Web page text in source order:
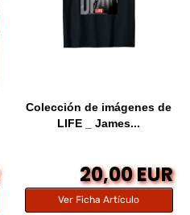
Colección de imágenes de
LIFE _ James...
20,00 EUR
Ver Ficha Artículo